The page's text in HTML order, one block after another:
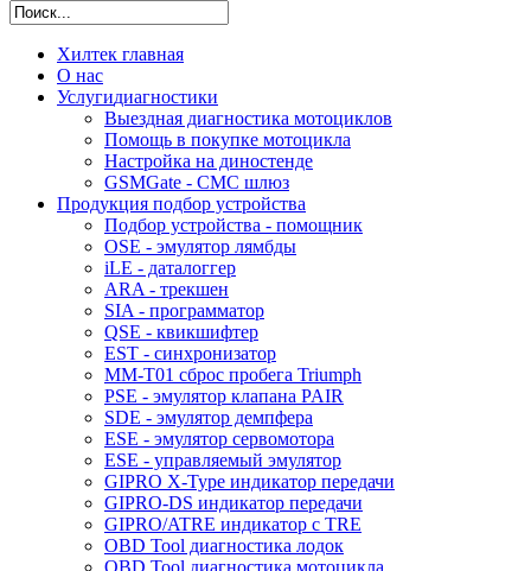
Хилтек главная
О нас
Услугидиагностики
Выездная диагностика мотоциклов
Помощь в покупке мотоцикла
Настройка на диностенде
GSMGate - СМС шлюз
Продукция подбор устройства
Подбор устройства - помощник
OSE - эмулятор лямбды
iLE - даталоггер
ARA - трекшен
SIA - программатор
QSE - квикшифтер
EST - синхронизатор
MM-T01 сброс пробега Triumph
PSE - эмулятор клапана PAIR
SDE - эмулятор демпфера
ESE - эмулятор сервомотора
ESE - управляемый эмулятор
GIPRO X-Type индикатор передачи
GIPRO-DS индикатор передачи
GIPRO/ATRE индикатор с TRE
OBD Tool диагностика лодок
OBD Tool диагностика мотоцикла